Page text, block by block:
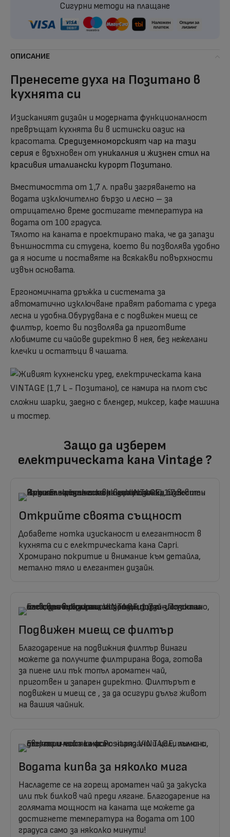
Сигурни методи на плащане
ОПИСАНИЕ
Пренесете духа на Позитано в
кухнята си
Изисканият дизайн и модерната функционалност
превръщат кухнята ви в истински оазис на
красотата. Средиземноморският чар на тази
серия е вдъхновен от уникалния и жизнен стил на
красивия италиански курорт Позитано.
Вместимостта от 1,7 л. прави загряването на
водата изключително бързо и лесно – за
отрицателно време достигате температура на
водата от 100 градуса.
Тялото на каната е проектирано така, че да запази
външността си студена, което ви позволява удобно
да я носите и поставяте на всякакви повърхности
извън основата.
Ергономичната дръжка и системата за
автоматично изключване правят работата с уреда
лесна и удобна.Обурудвана е с подвижен миещ се
филтър, което ви позволява да приготвите
любимите си чайове директно в нея, без нежелани
клечки и остатъци в чашата.
Защо да изберем
електрическата кана Vintage ?
Водата кипва за няколко мига
Насладете се на горещ ароматен чай за закуска
или пък билков чай ​​преди лягане. Благодарение на
голямата мощност на каната ще можете да
достигнете температура на водата от 100
градуса само за няколко минути!
Подвижен миещ се филтър
Благодарение на подвижния филтър винаги
можете да получите филтрирана вода, готова
за пиене или пък топъл ароматен чай,
приготвен и запарен директно. Филтърът е
подвижен и миещ се , за да осигури дълъг живот
на вашия чайник.
Открийте своята същност
Добавете нотка изисканост и елегантност в
кухнята си с електрическата кана Capri.
Хромирано покритие и внимание към детайла,
метално тяло и елегантен дизайн.